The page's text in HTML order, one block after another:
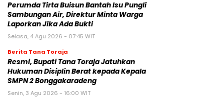
Perumda Tirta Buisun Bantah Isu Pungli
Sambungan Air, Direktur Minta Warga
Laporkan Jika Ada Bukti
Selasa, 4 Agu 2026 - 07:45 WIT
Berita Tana Toraja
Resmi, Bupati Tana Toraja Jatuhkan
Hukuman Disiplin Berat kepada Kepala
SMPN 2 Bonggakaradeng
Senin, 3 Agu 2026 - 16:00 WIT